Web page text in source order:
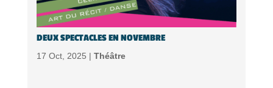
DEUX SPECTACLES EN NOVEMBRE
17 Oct, 2025 | Théâtre